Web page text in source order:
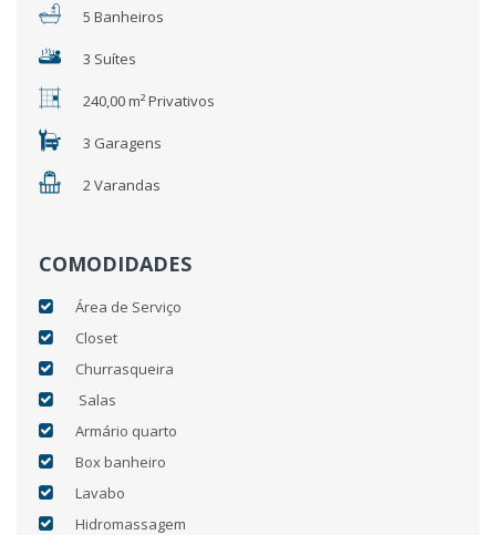
5 Banheiros
3 Suítes
240,00 m² Privativos
3 Garagens
2 Varandas
COMODIDADES
Área de Serviço
Closet
Churrasqueira
Salas
Armário quarto
Box banheiro
Lavabo
Hidromassagem